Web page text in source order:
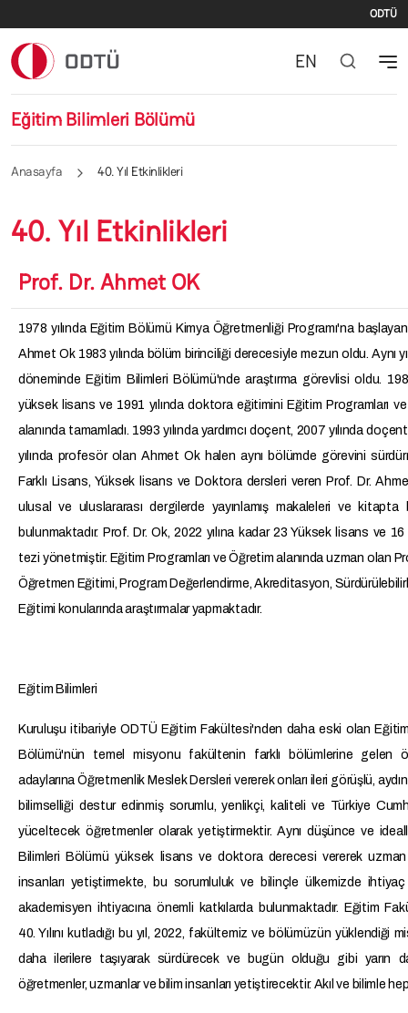
ODTÜ
Eğitim Bilimleri Bölümü
EN
Anasayfa 40. Yıl Etkinlikleri
40. Yıl Etkinlikleri
Prof. Dr. Ahmet OK
1978 yılında Eğitim Bölümü Kimya Öğretmenliği Programı'na
Ahmet Ok 1983 yılında bölüm birinciliği derecesiyle mezun oldu. Aynı
döneminde Eğitim Bilimleri Bölümü'nde araştırma görevlisi oldu.
yüksek lisans ve 1991 yılında doktora eğitimini Eğitim Programları
alanında tamamladı. 1993 yılında yardımcı doçent, 2007 yılında
yılında profesör olan Ahmet Ok halen aynı bölümde görevini
Farklı Lisans, Yüksek lisans ve Doktora dersleri veren Prof. Dr.
ulusal ve uluslararası dergilerde yayınlamış makaleleri ve kitapta
bulunmaktadır. Prof. Dr. Ok, 2022 yılına kadar 23 Yüksek lisans ve
tezi yönetmiştir. Eğitim Programları ve Öğretim alanında uzman olan
Öğretmen Eğitimi, Program Değerlendirme, Akreditasyon,
Eğitimi konularında araştırmalar yapmaktadır.
Eğitim Bilimleri
Kuruluşu itibariyle ODTÜ Eğitim Fakültesi'nden daha eski olan
Bölümü'nün temel misyonu fakültenin farklı bölümlerine gelen
adaylarına Öğretmenlik Meslek Dersleri vererek onları ileri görüşlü,
bilimselliği destur edinmiş sorumlu, yenlikçi, kaliteli ve Türkiye
yüceltecek öğretmenler olarak yetiştirmektir. Aynı düşünce ve
Bilimleri Bölümü yüksek lisans ve doktora derecesi vererek
insanları yetiştirmekte, bu sorumluluk ve bilinçle ülkemizde
akademisyen ihtiyacına önemli katkılarda bulunmaktadır. Eğitim
40. Yılını kutladığı bu yıl, 2022, fakültemiz ve bölümüzün yüklendiği
daha ilerilere taşıyarak sürdürecek ve bugün olduğu gibi yarın
öğretmenler, uzmanlar ve bilim insanları yetiştirecektir. Akıl ve bilimle